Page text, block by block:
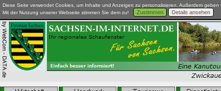
Diese Seite verwendet Cookies, um Inhalte und Anzeigen zu personalisieren. Außerdem
Mit der Nutzung unserer Webseite stimmen Sie dem zu!
Zustimmen Details ansehen